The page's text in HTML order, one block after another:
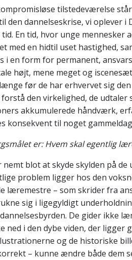
tilstedeværelse
den dannelseskrise, vi oplever i
En tid, hvor unge mennesker
med en hidtil uset hastighed,
i en form for permanent,
højt, mene meget og
før de har erhvervet sig
den virkelighed, de udtaler
akkumulerede håndværk,
konsekvent til noget
er: Hvem skal egentlig
blot at skyde skylden på de
problem ligger hos den
læremestre – som skrider fra
sig i ligegyldigt
De gider ikke
ned i den dybe viden, der ligger
og de historiske
– kunne ændre både dem